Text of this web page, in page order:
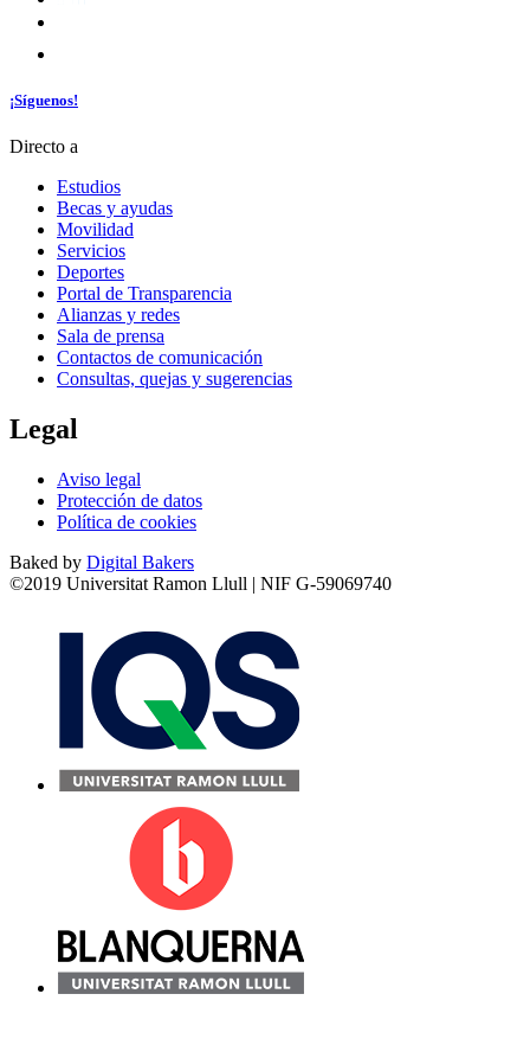
¡Síguenos!
Directo a
Estudios
Becas y ayudas
Movilidad
Servicios
Deportes
Portal de Transparencia
Alianzas y redes
Sala de prensa
Contactos de comunicación
Consultas, quejas y sugerencias
Legal
Aviso legal
Protección de datos
Política de cookies
Baked by Digital Bakers
©2019 Universitat Ramon Llull | NIF G-59069740